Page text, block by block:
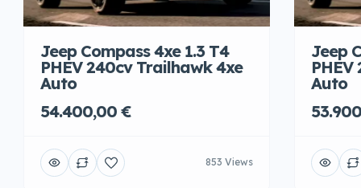
Jeep Compass 4xe 1.3 T4
PHEV 240cv Trailhawk 4xe
Auto
54.400,00 €
853 Views
Jeep
Auto